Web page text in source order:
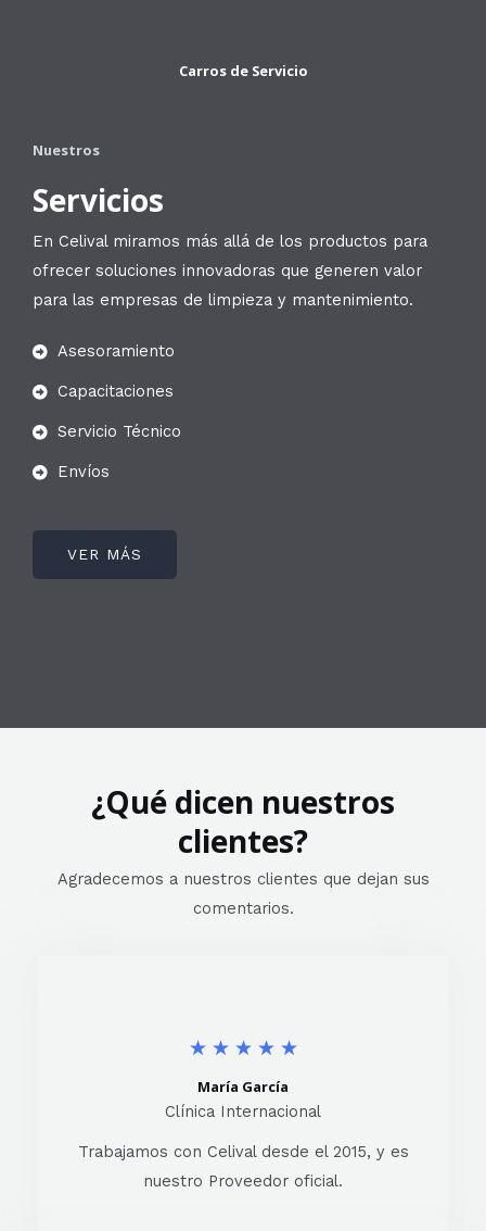
Carros de Servicio
Nuestros
Servicios
En Celival miramos más allá de los productos para
ofrecer soluciones innovadoras que generen valor
para las empresas de limpieza y mantenimiento.
Asesoramiento
Capacitaciones
Servicio Técnico
Envíos
VER MÁS
¿Qué dicen nuestros
clientes?
Agradecemos a nuestros clientes que dejan sus
comentarios.
★ ★ ★ ★ ★
María García
Clínica Internacional
Trabajamos con Celival desde el 2015, y es
nuestro Proveedor oficial.